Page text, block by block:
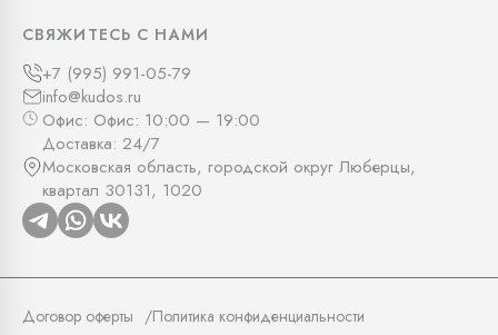
СВЯЖИТЕСЬ С НАМИ
+7 (995) 991-05-79
info@kudos.ru
Офис: Офис: 10:00 — 19:00
Доставка: 24/7
Московская область, городской округ Люберцы,
квартал 30131, 1020
Договор оферты Политика конфиденциальности